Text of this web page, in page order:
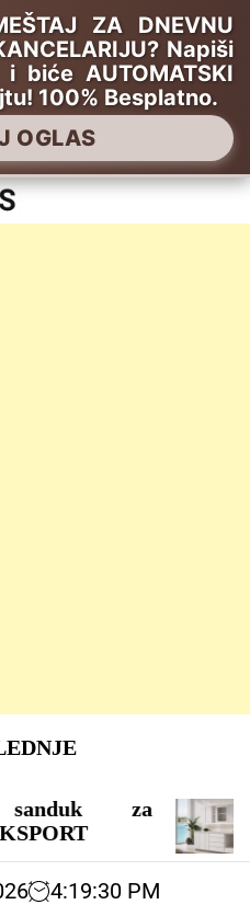
ZA DNEVNU
Napiši
biće AUTOMATSKI
100% Besplatno.
OGLAS
za
4:19:31 PM